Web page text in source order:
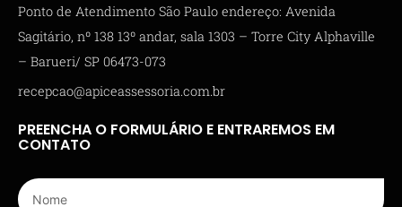
Ponto de Atendimento São Paulo endereço: Avenida
Sagitário, nº 138 13º andar, sala 1303 – Torre City Alphaville
– Barueri/ SP 06473-073
recepcao@apiceassessoria.com.br
PREENCHA O FORMULÁRIO E ENTRAREMOS EM
CONTATO